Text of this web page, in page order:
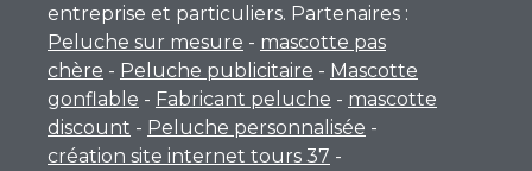
entreprise et particuliers. Partenaires :
Peluche sur mesure - mascotte pas
chère - Peluche publicitaire - Mascotte
gonflable - Fabricant peluche - mascotte
discount - Peluche personnalisée -
création site internet tours 37 -